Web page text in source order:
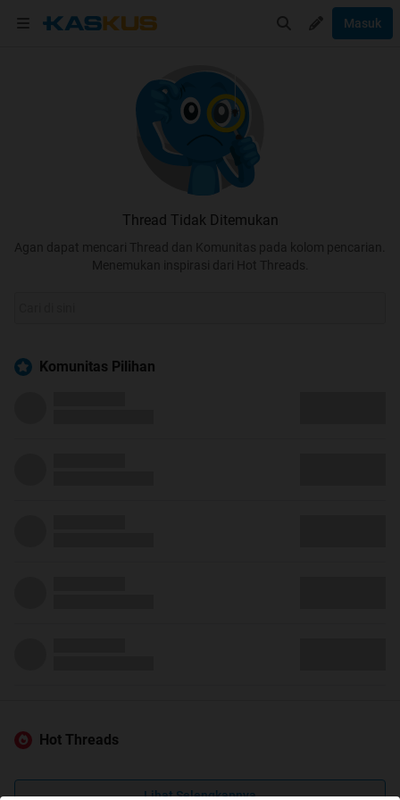
Masuk
Thread Tidak Ditemukan
Agan dapat mencari Thread dan Komunitas pada kolom pencarian.
Menemukan inspirasi dari Hot Threads.
Komunitas Pilihan
Hot Threads
Lihat Selengkapnya